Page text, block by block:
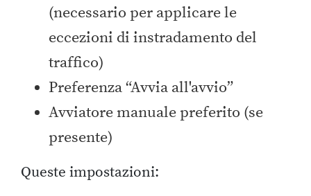
(necessario per applicare le
eccezioni di instradamento del
traffico)
Preferenza “Avvia all'avvio”
Avviatore manuale preferito (se
presente)
Queste impostazioni: